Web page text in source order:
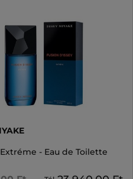
Extréme - Eau de Toilette